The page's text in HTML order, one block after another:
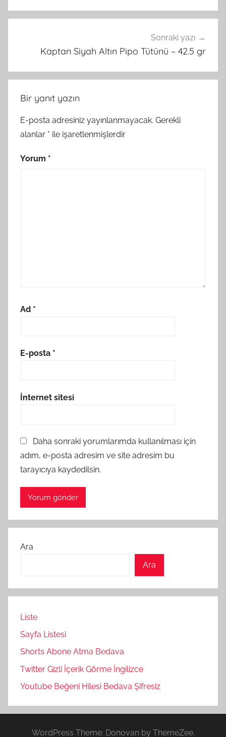
Sonraki yazı
Kaptan Siyah Altın Pipo Tütünü – 42.5 gr
Bir yanıt yazın
E-posta adresiniz yayınlanmayacak. Gerekli
alanlar * ile işaretlenmişlerdir
Yorum *
Ad *
E-posta *
İnternet sitesi
Daha sonraki yorumlarımda kullanılması için
adım, e-posta adresim ve site adresim bu
tarayıcıya kaydedilsin.
Ara
Ara
Liste
Sayfa Listesi
Shorts Abone Atma Bedava
Twitter Gizli İçerik Görme İngilizce
Youtube Beğeni Hilesi Bedava Şifresiz
WordPress Theme: Donovan by ThemeZee.